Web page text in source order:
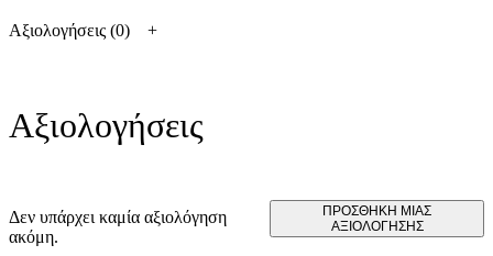
Αξιολογήσεις (0)
Αξιολογήσεις
Δεν υπάρχει καμία αξιολόγηση
ακόμη.
ΠΡΟΣΘΉΚΗ ΜΊΑΣ
ΑΞΙΟΛΌΓΗΣΗΣ